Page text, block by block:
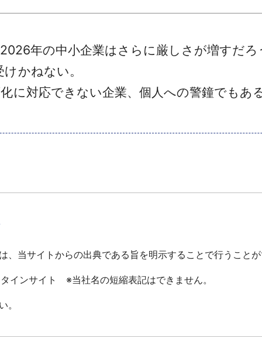
年の中小企業はさらに厳しさが増すだろ
かねない。
対応できない企業、個人への警鐘でもあ
、当サイトからの出典である旨を明示することで行うこと
インサイト ※当社名の短縮表記はできません。
。